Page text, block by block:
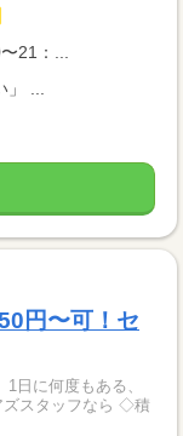
21：...
」 ...
円〜可！セ